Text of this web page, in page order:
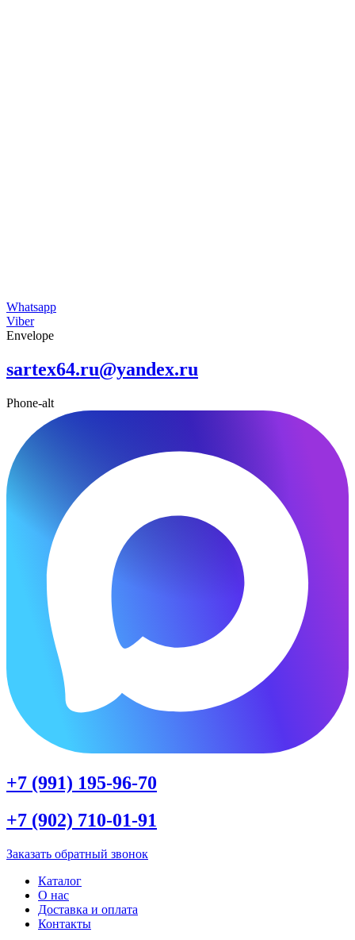
Whatsapp
Viber
Envelope
sartex64.ru@yandex.ru
Phone-alt
+7 (991) 195-96-70
+7 (902) 710-01-91
Заказать обратный звонок
Каталог
О нас
Доставка и оплата
Контакты